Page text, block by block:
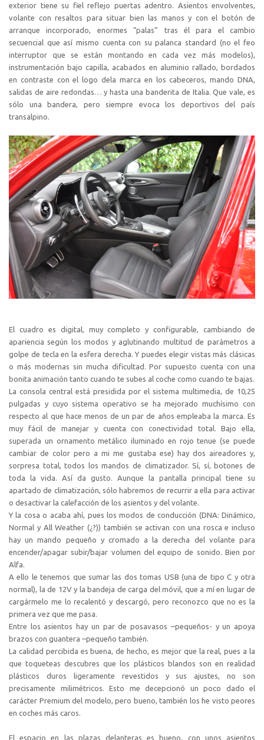
exterior tiene su fiel reflejo puertas adentro. Asientos envolventes,
volante con resaltos para situar bien las manos y con el botón de
arranque incorporado, enormes “palas” tras él para el cambio
secuencial que así mismo cuenta con su palanca standard (no el feo
interruptor que se están montando en cada vez más modelos),
instrumentación bajo capilla, acabados en aluminio rallado, bordados
en contraste con el logo dela marca en los cabeceros, mando DNA,
salidas de aire redondas… y hasta una banderita de Italia. Que vale, es
sólo una bandera, pero siempre evoca los deportivos del país
transalpino.
El cuadro es digital, muy completo y configurable, cambiando de
apariencia según los modos y aglutinando multitud de parámetros a
golpe de tecla en la esfera derecha. Y puedes elegir vistas más clásicas
o más modernas sin mucha dificultad. Por supuesto cuenta con una
bonita animación tanto cuando te subes al coche como cuando te bajas.
La consola central está presidida por el sistema multimedia, de 10,25
pulgadas y cuyo sistema operativo se ha mejorado muchísimo con
respecto al que hace menos de un par de años empleaba la marca. Es
muy fácil de manejar y cuenta con conectividad total. Bajo ella,
superada un ornamento metálico iluminado en rojo tenue (se puede
cambiar de color pero a mi me gustaba ese) hay dos aireadores y,
sorpresa total, todos los mandos de climatizador. Sí, sí, botones de
toda la vida. Así da gusto. Aunque la pantalla principal tiene su
apartado de climatización, sólo habremos de recurrir a ella para activar
o desactivar la calefacción de los asientos y del volante.
Y la cosa o acaba ahí, pues los modos de conducción (DNA: Dinámico,
Normal y All Weather (¿?)) también se activan con una rosca e incluso
hay un mando pequeño y cromado a la derecha del volante para
encender/apagar subir/bajar volumen del equipo de sonido. Bien por
Alfa.
A ello le tenemos que sumar las dos tomas USB (una de tipo C y otra
normal), la de 12V y la bandeja de carga del móvil, que a mí en lugar de
cargármelo me lo recalentó y descargó, pero reconozco que no es la
primera vez que me pasa.
Entre los asientos hay un par de posavasos –pequeños- y un apoya
brazos con guantera –pequeño también.
La calidad percibida es buena, de hecho, es mejor que la real, pues a la
que toqueteas descubres que los plásticos blandos son en realidad
plásticos duros ligeramente revestidos y sus ajustes, no son
precisamente milimétricos. Esto me decepcionó un poco dado el
carácter Premium del modelo, pero bueno, también los he visto peores
en coches más caros.
El espacio en las plazas delanteras es bueno, con unos asientos